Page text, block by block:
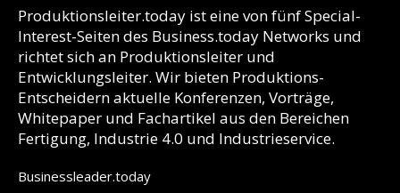
Produktionsleiter.today ist eine von fünf Special-
Interest-Seiten des Business.today Networks und
richtet sich an Produktionsleiter und
Entwicklungsleiter. Wir bieten Produktions-
Entscheidern aktuelle Konferenzen, Vorträge,
Whitepaper und Fachartikel aus den Bereichen
Fertigung, Industrie 4.0 und Industrieservice.
Businessleader.today